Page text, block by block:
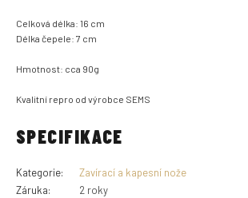
Celková délka: 16 cm
Délka čepele: 7 cm
Hmotnost: cca 90g
Kvalitní repro od výrobce SEMS
SPECIFIKACE
Kategorie:
Zavírací a kapesní nože
Záruka:
2 roky